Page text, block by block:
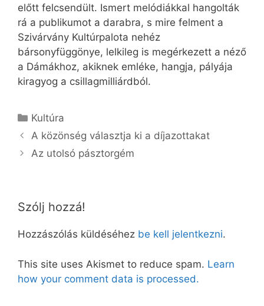
előtt felcsendült. Ismert melódiákkal hangolták
rá a publikumot a darabra, s mire felment a
Szivárvány Kultúrpalota nehéz
bársonyfüggönye, lelkileg is megérkezett a néző
a Dámákhoz, akiknek emléke, hangja, pályája
kiragyog a csillagmilliárdból.
Kategória
Kultúra
A közönség választja ki a díjazottakat
Az utolsó pásztorgém
Szólj hozzá!
Hozzászólás küldéséhez be kell jelentkezni.
This site uses Akismet to reduce spam. Learn
how your comment data is processed.